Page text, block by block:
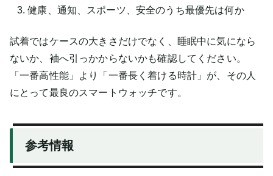
健康、通知、スポーツ、安全のうち最優先は何か
試着ではケースの大きさだけでなく、睡眠中に気になら
ないか、袖へ引っかからないかも確認してください。
「一番高性能」より「一番長く着ける時計」が、その人
にとって最良のスマートウォッチです。
参考情報